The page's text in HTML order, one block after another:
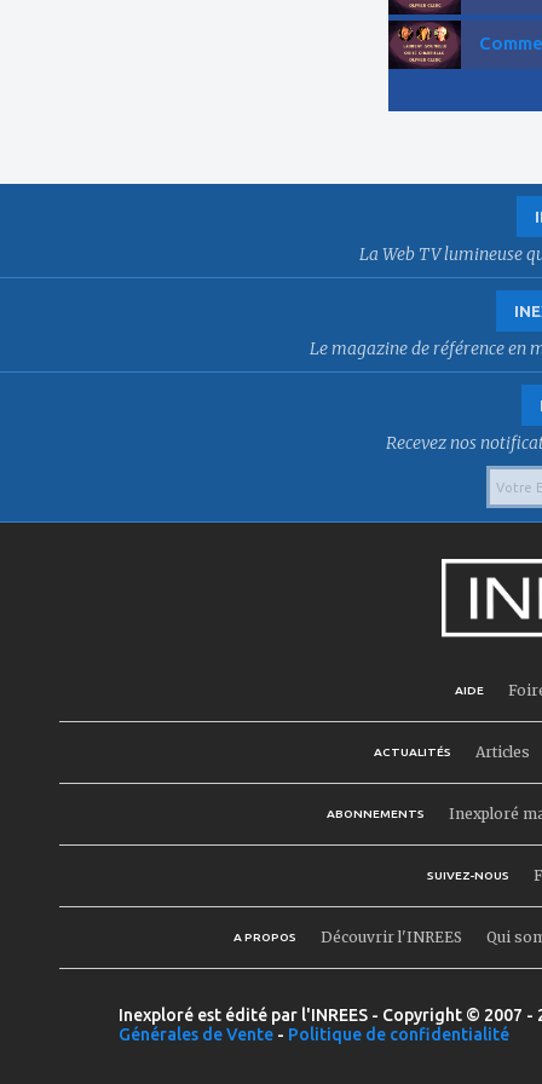
La Web TV lumineuse
Le magazine de référence en
Recevez nos
AIDE
ACTUALITÉS Articles
ABONNEMENTS Inexploré
SUIVEZ-NOUS
A PROPOS Découvrir l'INREES Qui
Inexploré est édité par l'INREES - Copyright © 2007
Générales de Vente - Politique de confidentialité